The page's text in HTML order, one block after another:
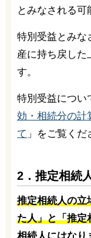
とみなされる可
特別受益とみな
産に持ち戻した
す。
特別受益につい
効・相続分の計
て 」をご覧くだ
2．推定相続
推定相続人の立
た人」と「推定